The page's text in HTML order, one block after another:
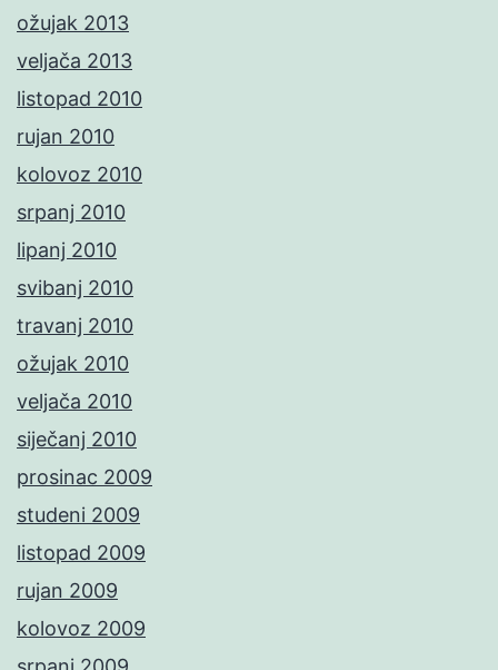
ožujak 2013
veljača 2013
listopad 2010
rujan 2010
kolovoz 2010
srpanj 2010
lipanj 2010
svibanj 2010
travanj 2010
ožujak 2010
veljača 2010
siječanj 2010
prosinac 2009
studeni 2009
listopad 2009
rujan 2009
kolovoz 2009